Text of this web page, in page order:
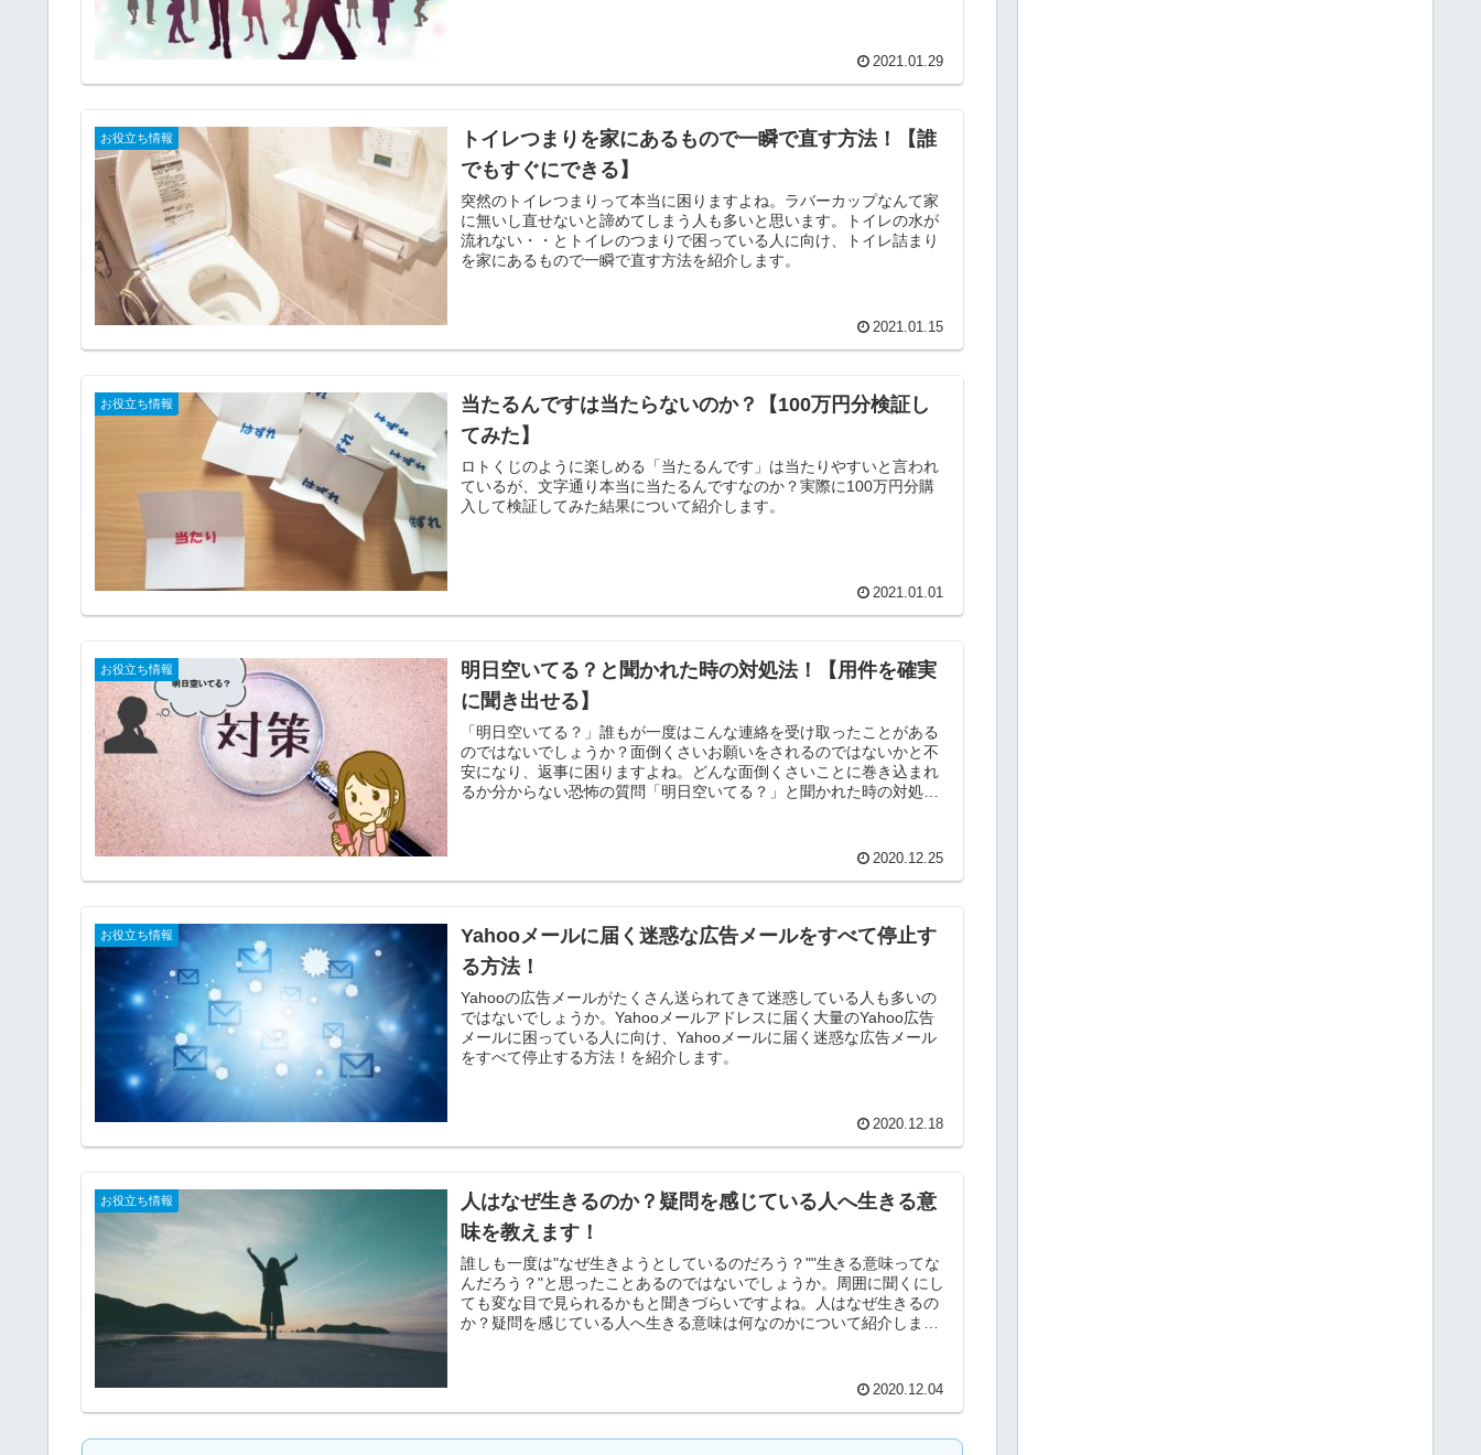
2021.01.29
お役立ち情報
トイレつまりを家にあるもので一瞬で直す方法！【誰
でもすぐにできる】
突然のトイレつまりって本当に困りますよね。ラバーカップなんて家
に無いし直せないと諦めてしまう人も多いと思います。トイレの水が
流れない・・とトイレのつまりで困っている人に向け、トイレ詰まり
を家にあるもので一瞬で直す方法を紹介します。
2021.01.15
お役立ち情報
当たるんですは当たらないのか？【100万円分検証し
てみた】
ロトくじのように楽しめる「当たるんです」は当たりやすいと言われ
ているが、文字通り本当に当たるんですなのか？実際に100万円分購
入して検証してみた結果について紹介します。
2021.01.01
お役立ち情報
明日空いてる？と聞かれた時の対処法！【用件を確実
に聞き出せる】
「明日空いてる？」誰もが一度はこんな連絡を受け取ったことがある
のではないでしょうか？面倒くさいお願いをされるのではないかと不
安になり、返事に困りますよね。どんな面倒くさいことに巻き込まれ
るか分からない恐怖の質問「明日空いてる？」と聞かれた時の対処法
2020.12.25
お役立ち情報
Yahooメールに届く迷惑な広告メールをすべて停止す
る方法！
Yahooの広告メールがたくさん送られてきて迷惑している人も多いの
ではないでしょうか。Yahooメールアドレスに届く大量のYahoo広告
メールに困っている人に向け、Yahooメールに届く迷惑な広告メール
をすべて停止する方法！を紹介します。
2020.12.18
お役立ち情報
人はなぜ生きるのか？疑問を感じている人へ生きる意
味を教えます！
誰しも一度は"なぜ生きようとしているのだろう？""生きる意味ってな
んだろう？"と思ったことあるのではないでしょうか。周囲に聞くにし
ても変な目で見られるかもと聞きづらいですよね。人はなぜ生きるの
か？疑問を感じている人へ生きる意味は何なのかについて紹介しま
2020.12.04